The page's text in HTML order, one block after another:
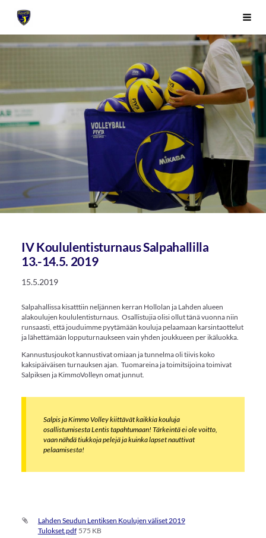
Siirry
sivunSivuston etusivulle
IV Koululentisturnaus Salpahallilla
13.-14.5. 2019
15.5.2019
Salpahallissa kisatttiin neljännen kerran Hollolan ja Lahden alueen
alakoulujen koululentisturnaus. Osallistujia olisi ollut tänä vuonna niin
runsaasti, että jouduimme pyytämään kouluja pelaamaan karsintaottelut
ja lähettämään lopputurnaukseen vain yhden joukkueen per ikäluokka.
Kannustusjoukot kannustivat omiaan ja tunnelma oli tiivis koko
kaksipäiväisen turnauksen ajan. Tuomareina ja toimitsijoina toimivat
Salpiksen ja KimmoVolleyn omat junnut.
Salpis ja Kimmo Volley kiittävät kaikkia kouluja
osallistumisesta Lentis tapahtumaan! Tärkeintä ei ole voitto,
vaan nähdä tiukkoja pelejä ja kuinka lapset nauttivat
pelaamisesta!
Lahden Seudun Lentiksen Koulujen väliset 2019
Tulokset.pdf 575 KB